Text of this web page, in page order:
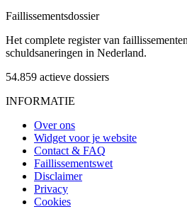
Faillissementsdossier
Het complete register van
schuldsaneringen in Nederland.
54.859 actieve dossiers
INFORMATIE
Over ons
Widget voor je website
Contact & FAQ
Faillissementswet
Disclaimer
Privacy
Cookies